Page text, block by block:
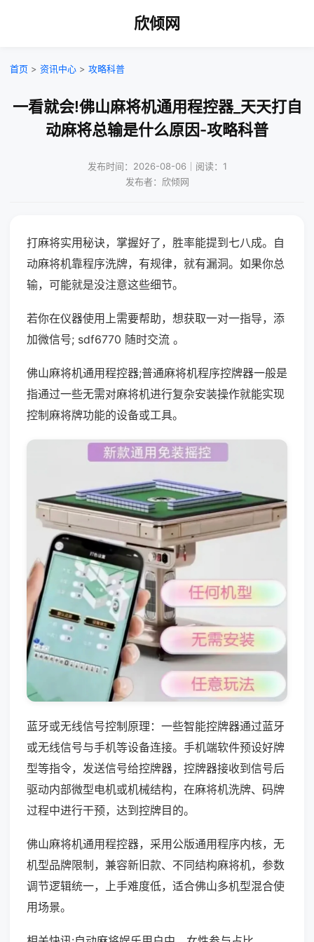
欣倾网
首页 > 资讯中心 > 攻略科普
一看就会!佛山麻将机通用程控器_天天打自
动麻将总输是什么原因-攻略科普
发布时间：2026-08-06｜阅读：1
发布者：欣倾网
打麻将实用秘诀，掌握好了，胜率能提到七八成。自
动麻将机靠程序洗牌，有规律，就有漏洞。如果你总
输，可能就是没注意这些细节。
若你在仪器使用上需要帮助，想获取一对一指导，添
加微信号; sdf6770 随时交流 。
佛山麻将机通用程控器;普通麻将机程序控牌器一般是
指通过一些无需对麻将机进行复杂安装操作就能实现
控制麻将牌功能的设备或工具。
蓝牙或无线信号控制原理：一些智能控牌器通过蓝牙
或无线信号与手机等设备连接。手机端软件预设好牌
型等指令，发送信号给控牌器，控牌器接收到信号后
驱动内部微型电机或机械结构，在麻将机洗牌、码牌
过程中进行干预，达到控牌目的。
佛山麻将机通用程控器，采用公版通用程序内核，无
机型品牌限制，兼容新旧款、不同结构麻将机，参数
调节逻辑统一，上手难度低，适合佛山多机型混合使
用场景。